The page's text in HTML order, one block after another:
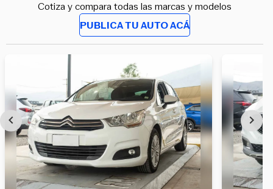
Cotiza y compara todas las marcas y modelos
PUBLICA TU AUTO ACÁ